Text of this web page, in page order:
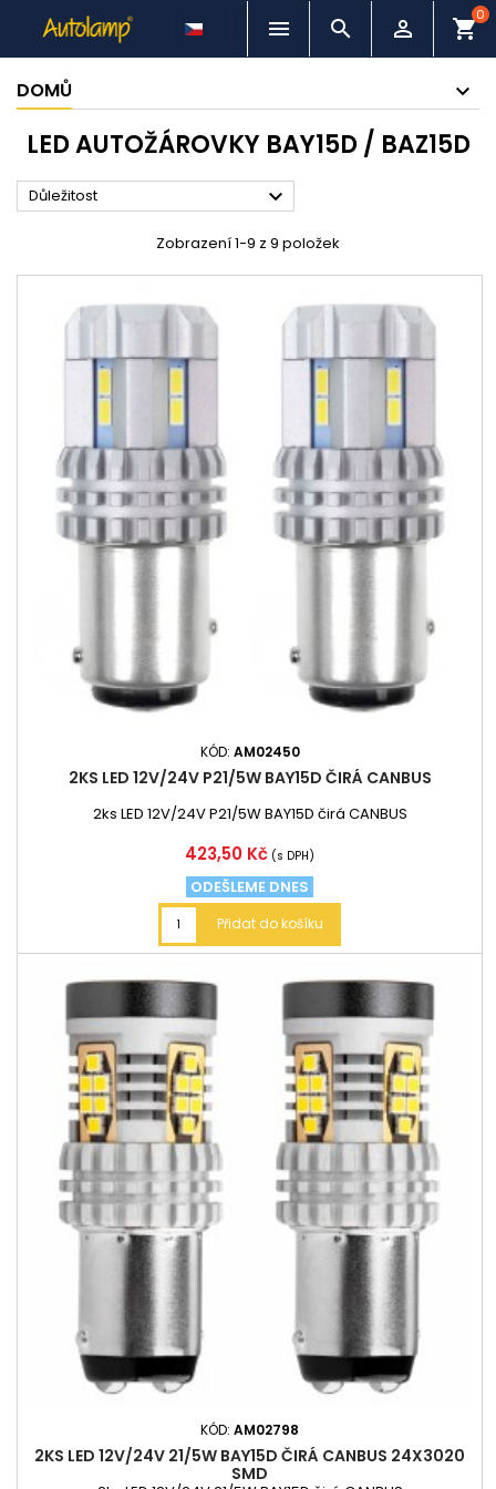
   shopping_cart
0
DOMŮ
LED AUTOŽÁROVKY BAY15D / BAZ15D
Důležitost 
Zobrazení 1-9 z 9 položek
KÓD: AM02450
2KS LED 12V/24V P21/5W BAY15D ČIRÁ CANBUS
2ks LED 12V/24V P21/5W BAY15D čirá CANBUS
Cena
423,50 Kč (s DPH)
ODEŠLEME DNES
Přidat do košíku
KÓD: AM02798
2KS LED 12V/24V 21/5W BAY15D ČIRÁ CANBUS 24X3020
SMD